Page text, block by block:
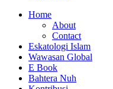
Home
About
Contact
Eskatologi Islam
Wawasan Global
E Book
Bahtera Nuh